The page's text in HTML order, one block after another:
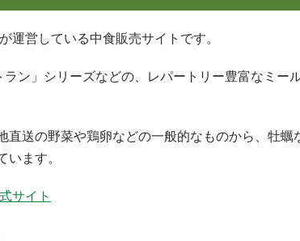
運営している中食販売サイトです。
ン」シリーズなどの、レパートリー豊富なミー
直送の野菜や鶏卵などの一般的なものから、牡蠣
います。
サイト